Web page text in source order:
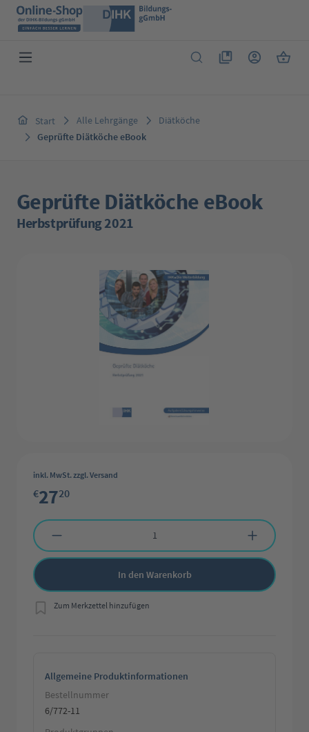
Zum Hauptinhalt springen
Du hast 0 Produkte
Start Alle Lehrgänge
Diätköche
Geprüfte Diätköche eBook
Geprüfte Diätköche eBook
Herbstprüfung 2021
inkl. MwSt. zzgl. Versand
€2720
Produkt Anzahl: Gib den gewünschten Wert ein oder benutze die
In den Warenkorb
Zum Merkzettel hinzufügen
Allgemeine Produktinformationen
Bestellnummer
6/772-11